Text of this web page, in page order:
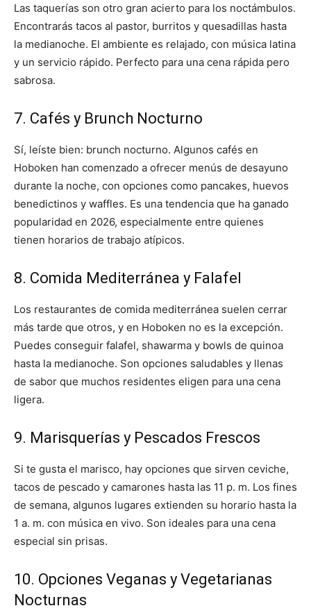
Las taquerías son otro gran acierto para los noctámbulos.
Encontrarás tacos al pastor, burritos y quesadillas hasta
la medianoche. El ambiente es relajado, con música latina
y un servicio rápido. Perfecto para una cena rápida pero
sabrosa.
7. Cafés y Brunch Nocturno
Sí, leíste bien: brunch nocturno. Algunos cafés en
Hoboken han comenzado a ofrecer menús de desayuno
durante la noche, con opciones como pancakes, huevos
benedictinos y waffles. Es una tendencia que ha ganado
popularidad en 2026, especialmente entre quienes
tienen horarios de trabajo atípicos.
8. Comida Mediterránea y Falafel
Los restaurantes de comida mediterránea suelen cerrar
más tarde que otros, y en Hoboken no es la excepción.
Puedes conseguir falafel, shawarma y bowls de quinoa
hasta la medianoche. Son opciones saludables y llenas
de sabor que muchos residentes eligen para una cena
ligera.
9. Marisquerías y Pescados Frescos
Si te gusta el marisco, hay opciones que sirven ceviche,
tacos de pescado y camarones hasta las 11 p. m. Los fines
de semana, algunos lugares extienden su horario hasta la
1 a. m. con música en vivo. Son ideales para una cena
especial sin prisas.
10. Opciones Veganas y Vegetarianas
Nocturnas